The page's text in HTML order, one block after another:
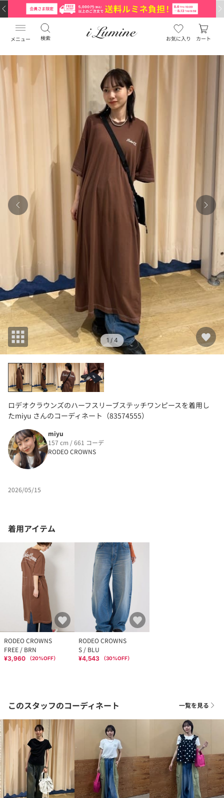
メニュー 検索 お気に入り カート
1 / 4
ロデオクラウンズのハーフスリーブステッチワンピースを着用し
たmiyu さんのコーディネート（83574555）
miyu
157 cm / 661 コーデ
RODEO CROWNS
2026/05/15
着用アイテム
RODEO CROWNS
FREE / BRN
¥3,960 （20%OFF）
RODEO CROWNS
S / BLU
¥4,543 （30%OFF）
このスタッフのコーディネート 一覧を見る